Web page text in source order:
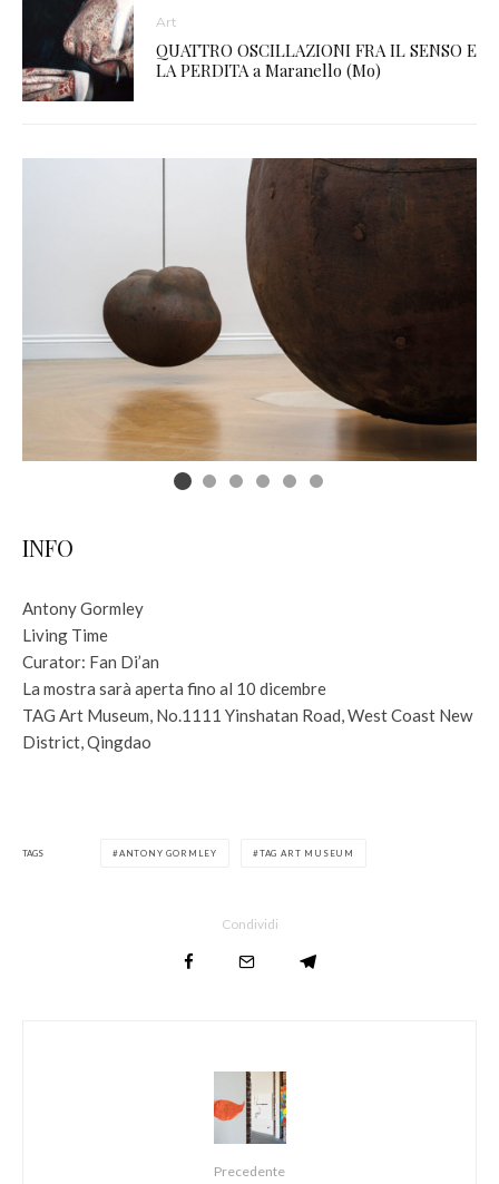
Art
QUATTRO OSCILLAZIONI FRA IL SENSO E
LA PERDITA a Maranello (Mo)
INFO
Antony Gormley
Living Time
Curator: Fan Di’an
La mostra sarà aperta fino al 10 dicembre
TAG Art Museum, No.1111 Yinshatan Road, West Coast New
District, Qingdao
TAGS ANTONY GORMLEY TAG ART MUSEUM
Condividi
Precedente